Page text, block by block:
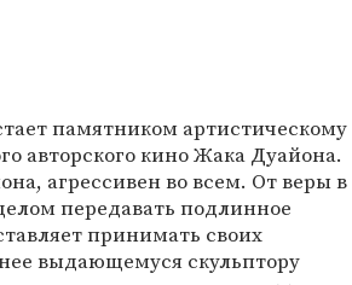
памятником артистическому
авторского кино Жака Дуайона.
агрессивен во всем. От веры в
передавать подлинное
принимать своих
выдающемуся скульптору